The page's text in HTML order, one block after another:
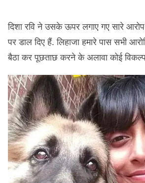
दिशा रवि ने उसके ऊपर लगाए गए सारे
पर डाल दिए हैं. लिहाजा हमारे पास सभी
बैठा कर पूछताछ करने के अलावा कोई